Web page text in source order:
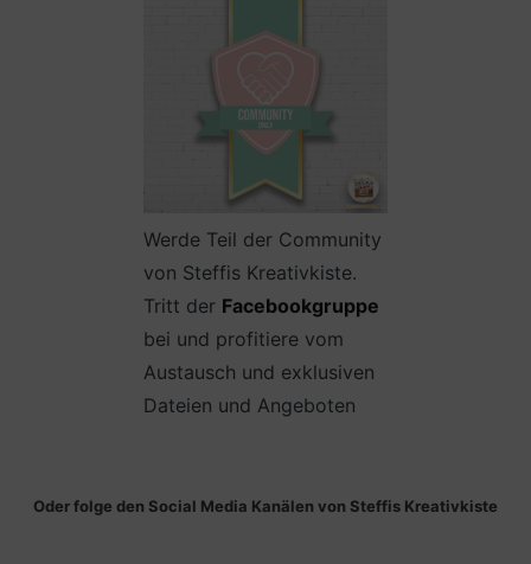
Werde Teil der Community
von Steffis Kreativkiste.
Tritt der Facebookgruppe
bei und profitiere vom
Austausch und exklusiven
Dateien und Angeboten
Oder folge den Social Media Kanälen von Steffis Kreativkiste